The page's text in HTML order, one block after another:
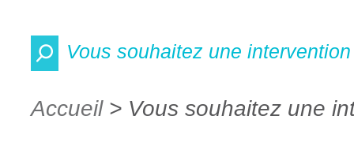
Vous souhaitez une
Accueil> Vous souhaitez une